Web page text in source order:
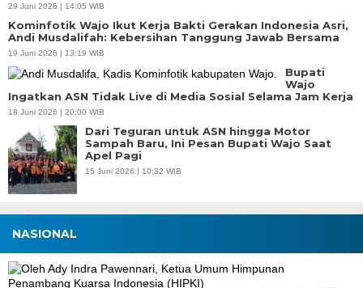
29 Juni 2026 | 14:05 WIB
Kominfotik Wajo Ikut Kerja Bakti Gerakan Indonesia Asri,
Andi Musdalifah: Kebersihan Tanggung Jawab Bersama
19 Juni 2026 | 13:19 WIB
Bupati
Wajo
Ingatkan ASN Tidak Live di Media Sosial Selama Jam Kerja
18 Juni 2026 | 20:00 WIB
Dari Teguran untuk ASN hingga Motor
Sampah Baru, Ini Pesan Bupati Wajo Saat
Apel Pagi
15 Juni 2026 | 10:32 WIB
NASIONAL